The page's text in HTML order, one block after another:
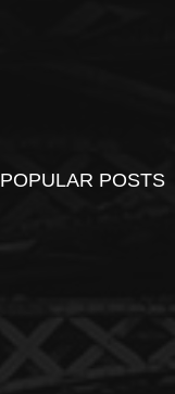
POPULAR POSTS